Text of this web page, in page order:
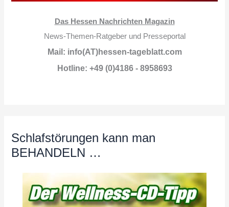
Das Hessen Nachrichten Magazin
News-Themen-Ratgeber und Presseportal
Mail: info(AT)hessen-tageblatt.com
Hotline: +49 (0)4186 - 8958693
Schlafstörungen kann man
BEHANDELN …